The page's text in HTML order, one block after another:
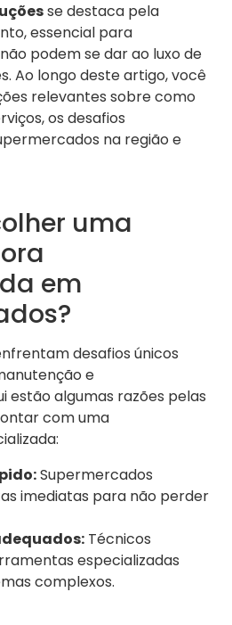
se destaca pela
essencial para
podem se dar ao luxo de
Ao longo deste artigo, você
relevantes sobre como
os desafios
na região e
uma
em
desafios únicos
e
estão algumas razões pelas
com uma
Supermercados
imediatas para não perder
Técnicos
especializadas
complexos.